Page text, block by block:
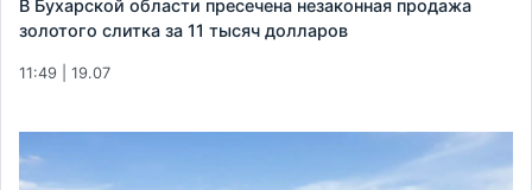
В Бухарской области пресечена незаконная продажа
золотого слитка за 11 тысяч долларов
11:49 | 19.07